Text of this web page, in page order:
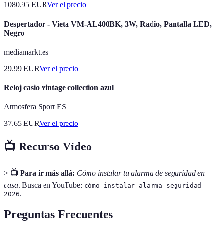
1080.95 EURVer el precio
Despertador - Vieta VM-AL400BK, 3W, Radio, Pantalla LED,
Negro
mediamarkt.es
29.99 EURVer el precio
Reloj casio vintage collection azul
Atmosfera Sport ES
37.65 EURVer el precio
📺 Recurso Vídeo
> 📺 Para ir más allá: Cómo instalar tu alarma de seguridad en
casa. Busca en YouTube: cómo instalar alarma seguridad
2026.
Preguntas Frecuentes